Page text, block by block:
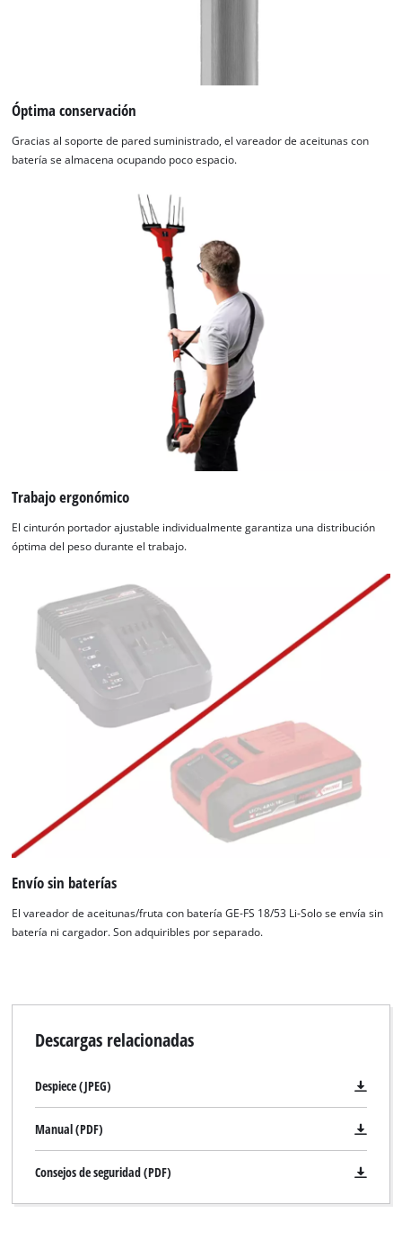
Óptima conservación
Gracias al soporte de pared suministrado, el vareador de aceitunas con
batería se almacena ocupando poco espacio.
Trabajo ergonómico
El cinturón portador ajustable individualmente garantiza una distribución
óptima del peso durante el trabajo.
Envío sin baterías
El vareador de aceitunas/fruta con batería GE-FS 18/53 Li-Solo se envía sin
batería ni cargador. Son adquiribles por separado.
Descargas relacionadas
Despiece (JPEG)
Manual (PDF)
Consejos de seguridad (PDF)